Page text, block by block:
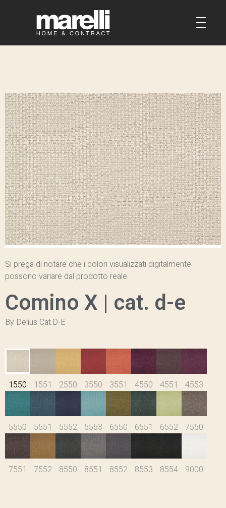
Si prega di notare che i colori visualizzati digitalmente
possono variare dal prodotto reale.
Comino X | cat. d-e
By Delius Cat.D-E
1550 1551 2550 3550 3551 4550 4551 4553
5550 5551 5552 5553 6550 6551 6552 7550
7551 7552 8550 8551 8552 8553 8554 9000